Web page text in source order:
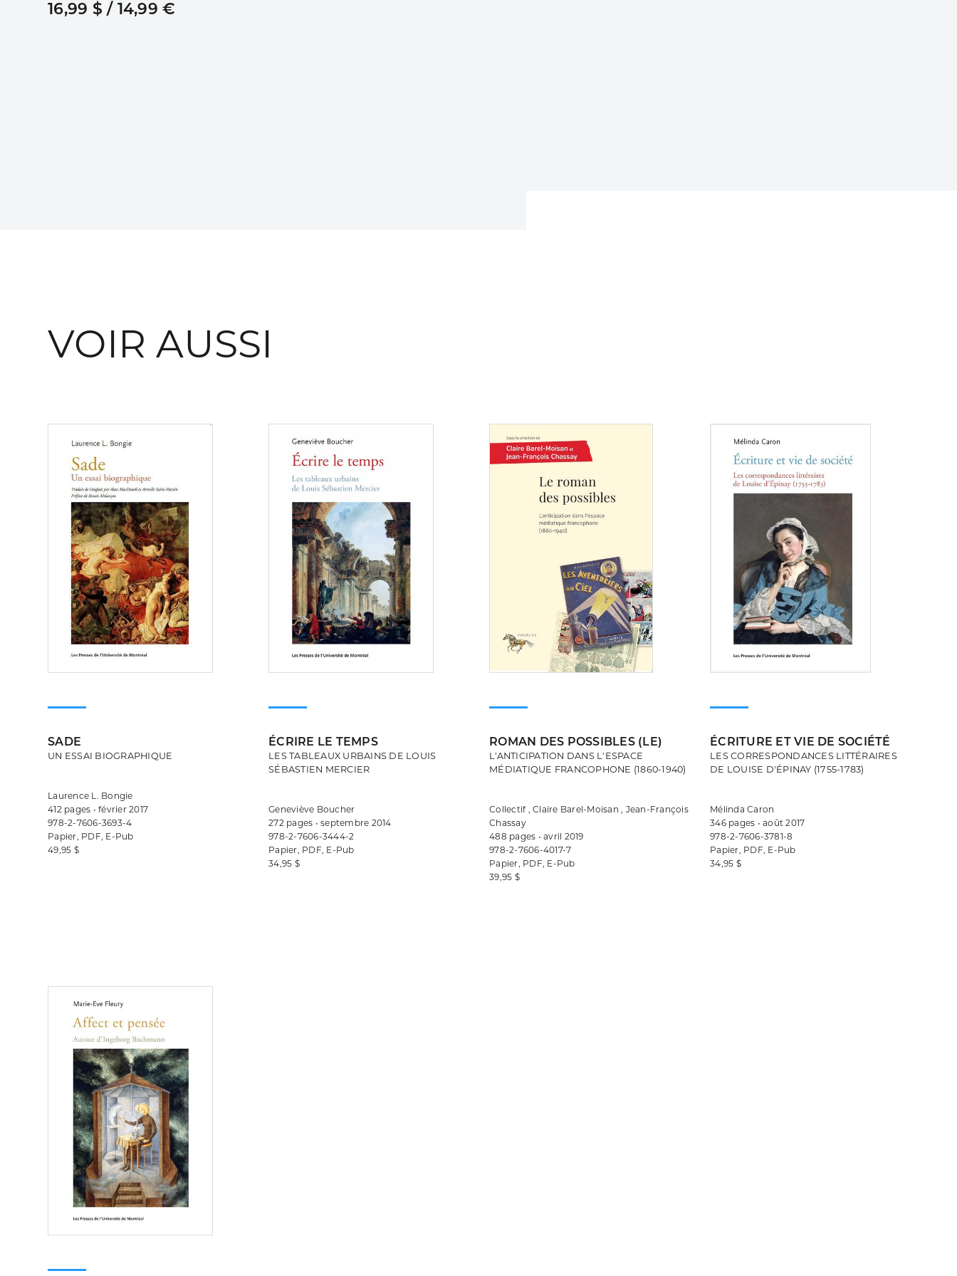
16,99 $ / 14,99 €
VOIR AUSSI
SADE
UN ESSAI BIOGRAPHIQUE
Laurence L. Bongie
412 pages • février 2017
978-2-7606-3693-4
Papier, PDF, E-Pub
49,95 $
ÉCRIRE LE TEMPS
LES TABLEAUX URBAINS DE LOUIS
SÉBASTIEN MERCIER
Geneviève Boucher
272 pages • septembre 2014
978-2-7606-3444-2
Papier, PDF, E-Pub
34,95 $
ROMAN DES POSSIBLES (LE)
L'ANTICIPATION DANS L'ESPACE
MÉDIATIQUE FRANCOPHONE (1860-1940)
Collectif , Claire Barel-Moisan , Jean-François
Chassay
488 pages • avril 2019
978-2-7606-4017-7
Papier, PDF, E-Pub
39,95 $
ÉCRITURE ET VIE DE SOCIÉTÉ
LES CORRESPONDANCES LITTÉRAIRES
DE LOUISE D'ÉPINAY (1755-1783)
Mélinda Caron
346 pages • août 2017
978-2-7606-3781-8
Papier, PDF, E-Pub
34,95 $